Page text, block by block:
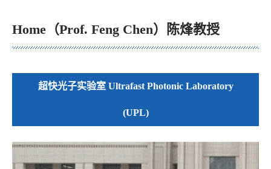
Home（Prof. Feng Chen）陈烽教授
超快光子实验室 Ultrafast Photonic Laboratory
(UPL)